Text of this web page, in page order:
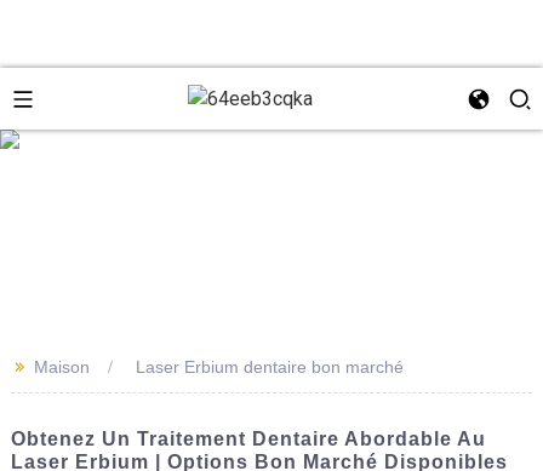
18931273229
>> Maison Laser Erbium dentaire bon marché
Obtenez Un Traitement Dentaire Abordable Au
Laser Erbium | Options Bon Marché Disponibles